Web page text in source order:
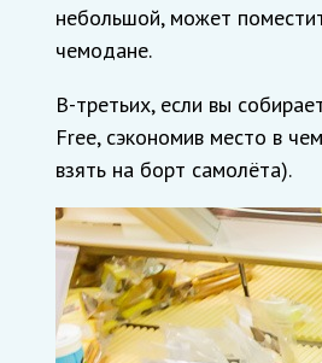
небольшой, может
чемодане.
В-третьих, если вы
Free, сэкономив место в
взять на борт самолёта).